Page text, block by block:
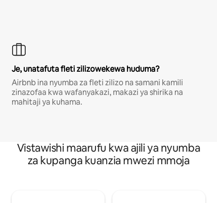
Je, unatafuta fleti zilizowekewa huduma?
Airbnb ina nyumba za fleti zilizo na samani kamili
zinazofaa kwa wafanyakazi, makazi ya shirika na
mahitaji ya kuhama.
Vistawishi maarufu kwa ajili ya nyumba
za kupanga kuanzia mwezi mmoja